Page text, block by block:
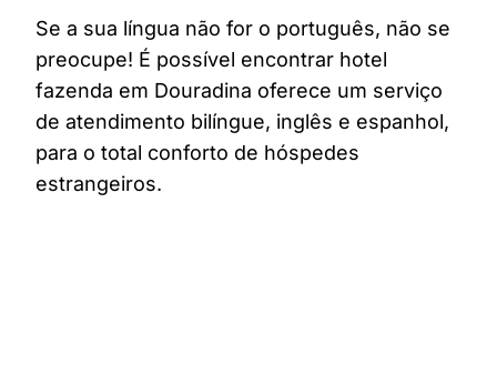
Se a sua língua não for o português, não se
preocupe! É possível encontrar hotel
fazenda em Douradina oferece um serviço
de atendimento bilíngue, inglês e espanhol,
para o total conforto de hóspedes
estrangeiros.